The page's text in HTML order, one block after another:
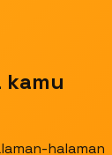
halaman